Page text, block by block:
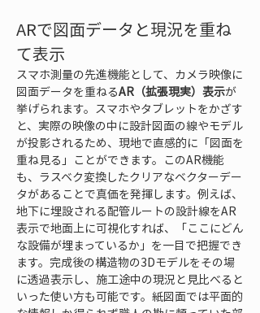
ARで図面データと現況を重ね
て表示
スマホ測量の先進機能として、カメラ映像に
図面データを重ねるAR（拡張現実）表示が
挙げられます。スマホやタブレットをかざす
と、実際の映像の中に設計図面の線やモデル
が投影されるため、現地で直感的に「図面を
重ね見る」ことができます。このAR機能
も、ラスベク変換したクリアなベクターデー
タがあることで真価を発揮します。例えば、
地下に埋設される配管ルートの設計線をAR
表示で地面上に可視化すれば、「ここにどん
な設備が埋まっているか」を一目で把握でき
ます。完成後の構造物の3Dモデルをその場
に透過表示し、施工途中の現況と見比べると
いった使い方も可能です。紙図面では平面的